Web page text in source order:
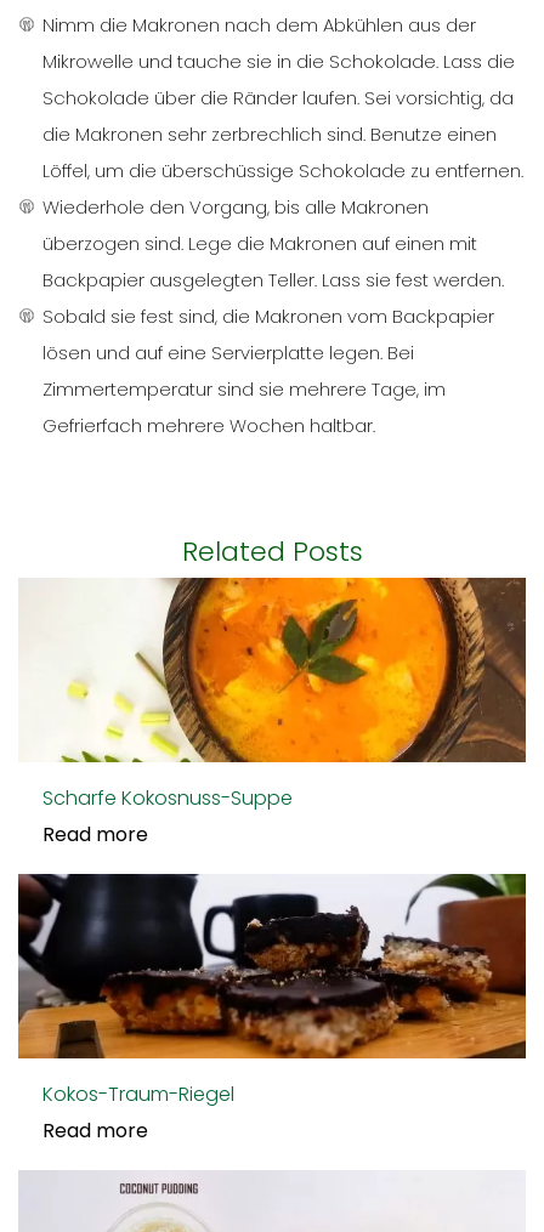
Nimm die Makronen nach dem Abkühlen aus der
Mikrowelle und tauche sie in die Schokolade. Lass die
Schokolade über die Ränder laufen. Sei vorsichtig, da
die Makronen sehr zerbrechlich sind. Benutze einen
Löffel, um die überschüssige Schokolade zu entfernen.
Wiederhole den Vorgang, bis alle Makronen
überzogen sind. Lege die Makronen auf einen mit
Backpapier ausgelegten Teller. Lass sie fest werden.
Sobald sie fest sind, die Makronen vom Backpapier
lösen und auf eine Servierplatte legen. Bei
Zimmertemperatur sind sie mehrere Tage, im
Gefrierfach mehrere Wochen haltbar.
Related Posts
Scharfe Kokosnuss-Suppe
Read more
Kokos-Traum-Riegel
Read more